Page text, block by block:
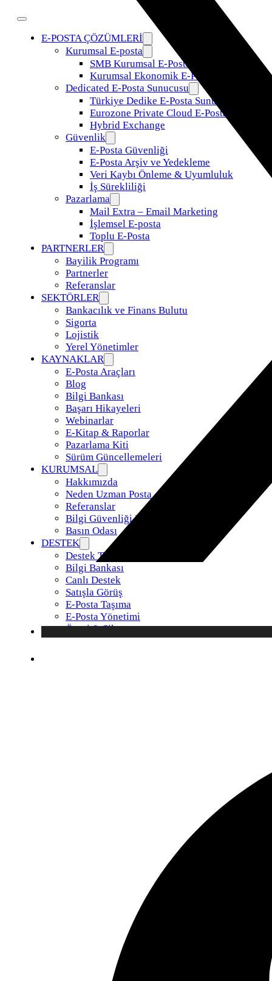
E-POSTA ÇÖZÜMLERİ
Kurumsal E-posta
SMB Kurumsal E-Posta
Kurumsal Ekonomik E-Posta
Dedicated E-Posta Sunucusu
Türkiye Dedike E-Posta Sunucusu
Eurozone Private Cloud E-Posta
Hybrid Exchange
Güvenlik
E-Posta Güvenliği
E-Posta Arşiv ve Yedekleme
Veri Kaybı Önleme & Uyumluluk
İş Sürekliliği
Pazarlama
Mail Extra – Email Marketing
İşlemsel E-posta
Toplu E-Posta
PARTNERLER
Bayilik Programı
Partnerler
Referanslar
SEKTÖRLER
Bankacılık ve Finans Bulutu
Sigorta
Lojistik
Yerel Yönetimler
KAYNAKLAR
E-Posta Araçları
Blog
Bilgi Bankası
Başarı Hikayeleri
Webinarlar
E-Kitap & Raporlar
Pazarlama Kiti
Sürüm Güncellemeleri
KURUMSAL
Hakkımızda
Neden Uzman Posta
Referanslar
Bilgi Güvenliği Politikamız
Basın Odası
DESTEK
Destek Talebi
Bilgi Bankası
Canlı Destek
Satışla Görüş
E-Posta Taşıma
E-Posta Yönetimi
Öneri & Şikayet